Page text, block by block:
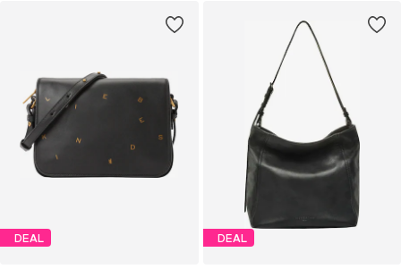
DEAL DEAL